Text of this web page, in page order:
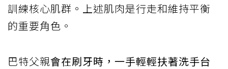
訓練核心肌群。上述肌肉是行走和維持平衡
的重要角色。
巴特父親會在刷牙時，一手輕輕扶著洗手台